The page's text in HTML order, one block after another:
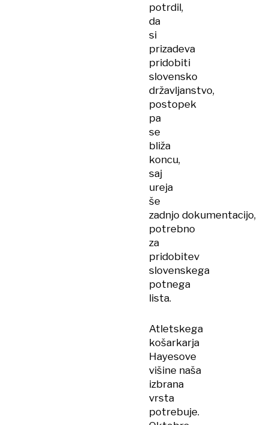
potrdil,
da
si
prizadeva
pridobiti
slovensko
državljanstvo,
postopek
pa
se
bliža
koncu,
saj
ureja
še
zadnjo dokumentacijo,
potrebno
za
pridobitev
slovenskega
potnega
lista.
Atletskega
košarkarja
Hayesove
višine naša
izbrana
vrsta
potrebuje.